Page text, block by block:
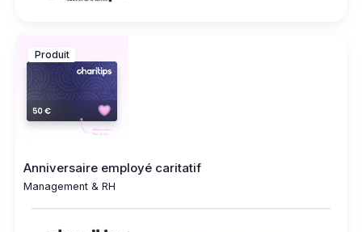
Produit
Anniversaire employé caritatif
Management & RH